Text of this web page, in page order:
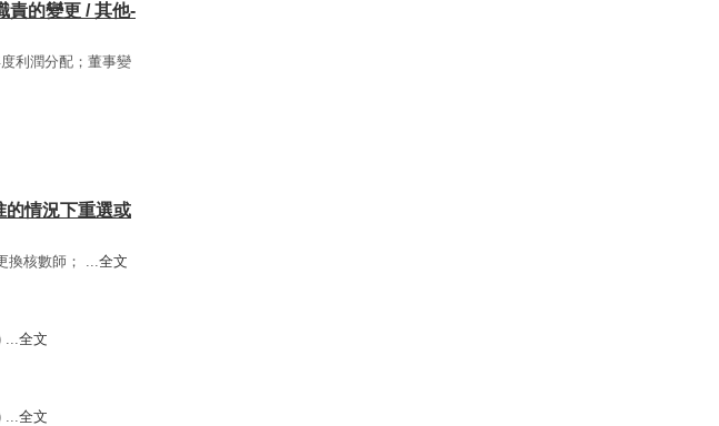
責的變更 / 其他-
利潤分配；董事變
的情況下重選或
換核數師； ...全文
...全文
...全文